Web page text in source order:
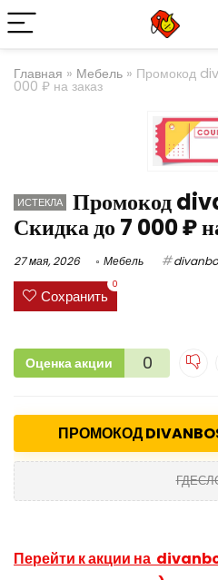
Главная » Мебель » Промокод
000 ₽ на заказ
ИСТЕКЛА
Промокод
Скидка до 7 000 ₽
27 мая, 2026 Мебель
Сохранить
0
Оценка акции 0
ПРОМОКОД
Перейти к акции на